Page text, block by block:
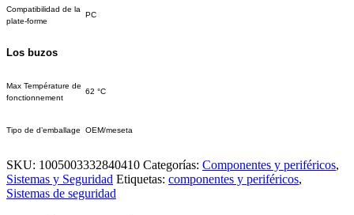
Compatibilidad de la
plate-forme
PC
Los buzos
Max Température de
fonctionnement
62 °C
Tipo de d’emballage OEM/meseta
SKU: 1005003332840410 Categorías: Componentes y periféricos,
Sistemas y Seguridad Etiquetas: componentes y periféricos,
Sistemas de seguridad